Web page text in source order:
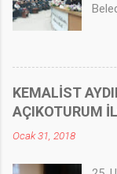
KEMALİST
AÇIKOTURUM
Ocak 31, 2018